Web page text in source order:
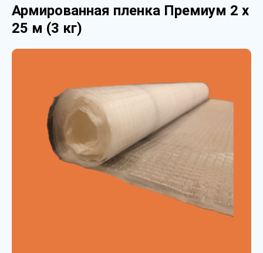
Армированная пленка Премиум 2 х
25 м (3 кг)